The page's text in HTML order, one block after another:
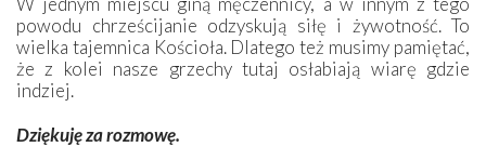
powodu chrześcijanie odzyskują siłę i żywotność. To
wielka tajemnica Kościoła. Dlatego też musimy pamiętać,
że z kolei nasze grzechy tutaj osłabiają wiarę gdzie
indziej.
Dziękuję za rozmowę.